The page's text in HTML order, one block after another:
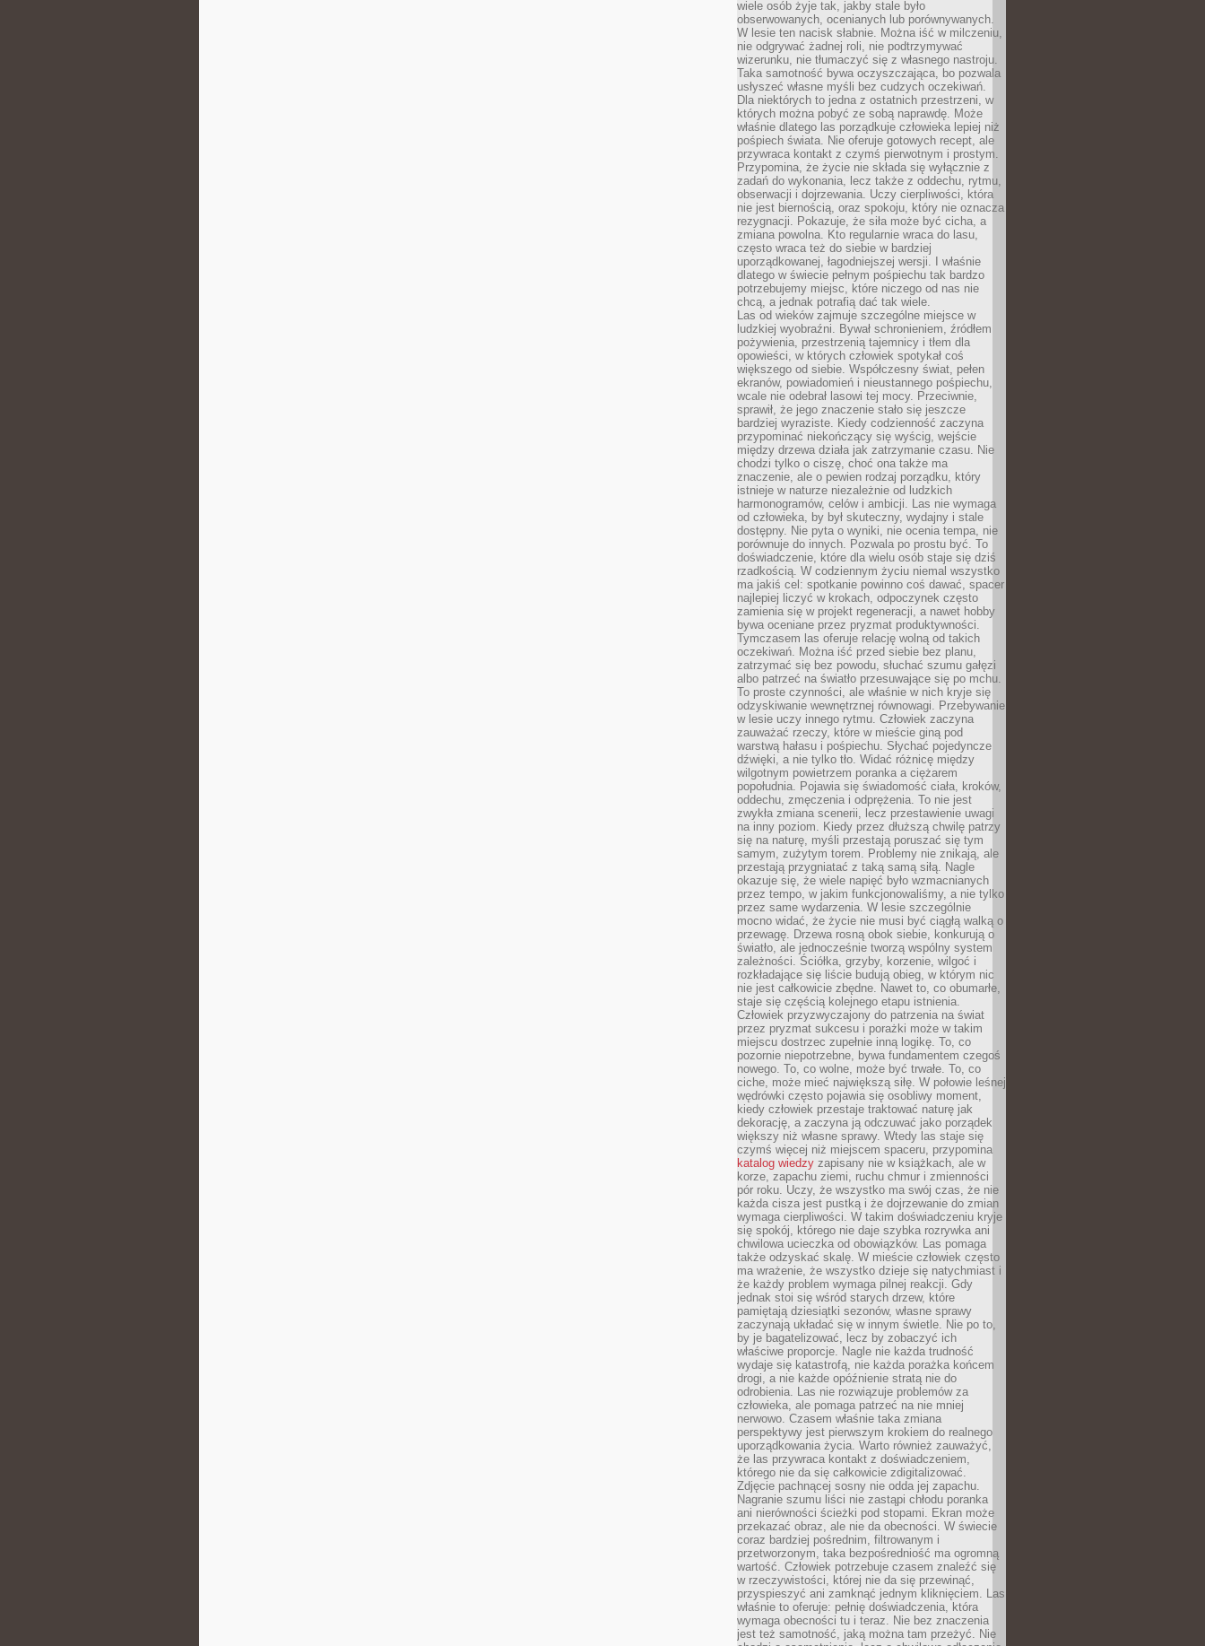
wiele osób żyje tak, jakby stale było
obserwowanych, ocenianych lub porównywanych.
W lesie ten nacisk słabnie. Można iść w milczeniu,
nie odgrywać żadnej roli, nie podtrzymywać
wizerunku, nie tłumaczyć się z własnego nastroju.
Taka samotność bywa oczyszczająca, bo pozwala
usłyszeć własne myśli bez cudzych oczekiwań.
Dla niektórych to jedna z ostatnich przestrzeni, w
których można pobyć ze sobą naprawdę. Może
właśnie dlatego las porządkuje człowieka lepiej niż
pośpiech świata. Nie oferuje gotowych recept, ale
przywraca kontakt z czymś pierwotnym i prostym.
Przypomina, że życie nie składa się wyłącznie z
zadań do wykonania, lecz także z oddechu, rytmu,
obserwacji i dojrzewania. Uczy cierpliwości, która
nie jest biernością, oraz spokoju, który nie oznacza
rezygnacji. Pokazuje, że siła może być cicha, a
zmiana powolna. Kto regularnie wraca do lasu,
często wraca też do siebie w bardziej
uporządkowanej, łagodniejszej wersji. I właśnie
dlatego w świecie pełnym pośpiechu tak bardzo
potrzebujemy miejsc, które niczego od nas nie
chcą, a jednak potrafią dać tak wiele.
Las od wieków zajmuje szczególne miejsce w
ludzkiej wyobraźni. Bywał schronieniem, źródłem
pożywienia, przestrzenią tajemnicy i tłem dla
opowieści, w których człowiek spotykał coś
większego od siebie. Współczesny świat, pełen
ekranów, powiadomień i nieustannego pośpiechu,
wcale nie odebrał lasowi tej mocy. Przeciwnie,
sprawił, że jego znaczenie stało się jeszcze
bardziej wyraziste. Kiedy codzienność zaczyna
przypominać niekończący się wyścig, wejście
między drzewa działa jak zatrzymanie czasu. Nie
chodzi tylko o ciszę, choć ona także ma
znaczenie, ale o pewien rodzaj porządku, który
istnieje w naturze niezależnie od ludzkich
harmonogramów, celów i ambicji. Las nie wymaga
od człowieka, by był skuteczny, wydajny i stale
dostępny. Nie pyta o wyniki, nie ocenia tempa, nie
porównuje do innych. Pozwala po prostu być. To
doświadczenie, które dla wielu osób staje się dziś
rzadkością. W codziennym życiu niemal wszystko
ma jakiś cel: spotkanie powinno coś dawać, spacer
najlepiej liczyć w krokach, odpoczynek często
zamienia się w projekt regeneracji, a nawet hobby
bywa oceniane przez pryzmat produktywności.
Tymczasem las oferuje relację wolną od takich
oczekiwań. Można iść przed siebie bez planu,
zatrzymać się bez powodu, słuchać szumu gałęzi
albo patrzeć na światło przesuwające się po mchu.
To proste czynności, ale właśnie w nich kryje się
odzyskiwanie wewnętrznej równowagi. Przebywanie
w lesie uczy innego rytmu. Człowiek zaczyna
zauważać rzeczy, które w mieście giną pod
warstwą hałasu i pośpiechu. Słychać pojedyncze
dźwięki, a nie tylko tło. Widać różnicę między
wilgotnym powietrzem poranka a ciężarem
popołudnia. Pojawia się świadomość ciała, kroków,
oddechu, zmęczenia i odprężenia. To nie jest
zwykła zmiana scenerii, lecz przestawienie uwagi
na inny poziom. Kiedy przez dłuższą chwilę patrzy
się na naturę, myśli przestają poruszać się tym
samym, zużytym torem. Problemy nie znikają, ale
przestają przygniatać z taką samą siłą. Nagle
okazuje się, że wiele napięć było wzmacnianych
przez tempo, w jakim funkcjonowaliśmy, a nie tylko
przez same wydarzenia. W lesie szczególnie
mocno widać, że życie nie musi być ciągłą walką o
przewagę. Drzewa rosną obok siebie, konkurują o
światło, ale jednocześnie tworzą wspólny system
zależności. Ściółka, grzyby, korzenie, wilgoć i
rozkładające się liście budują obieg, w którym nic
nie jest całkowicie zbędne. Nawet to, co obumarłe,
staje się częścią kolejnego etapu istnienia.
Człowiek przyzwyczajony do patrzenia na świat
przez pryzmat sukcesu i porażki może w takim
miejscu dostrzec zupełnie inną logikę. To, co
pozornie niepotrzebne, bywa fundamentem czegoś
nowego. To, co wolne, może być trwałe. To, co
ciche, może mieć największą siłę. W połowie leśnej
wędrówki często pojawia się osobliwy moment,
kiedy człowiek przestaje traktować naturę jak
dekorację, a zaczyna ją odczuwać jako porządek
większy niż własne sprawy. Wtedy las staje się
czymś więcej niż miejscem spaceru, przypomina
katalog wiedzy zapisany nie w książkach, ale w
korze, zapachu ziemi, ruchu chmur i zmienności
pór roku. Uczy, że wszystko ma swój czas, że nie
każda cisza jest pustką i że dojrzewanie do zmian
wymaga cierpliwości. W takim doświadczeniu kryje
się spokój, którego nie daje szybka rozrywka ani
chwilowa ucieczka od obowiązków. Las pomaga
także odzyskać skalę. W mieście człowiek często
ma wrażenie, że wszystko dzieje się natychmiast i
że każdy problem wymaga pilnej reakcji. Gdy
jednak stoi się wśród starych drzew, które
pamiętają dziesiątki sezonów, własne sprawy
zaczynają układać się w innym świetle. Nie po to,
by je bagatelizować, lecz by zobaczyć ich
właściwe proporcje. Nagle nie każda trudność
wydaje się katastrofą, nie każda porażka końcem
drogi, a nie każde opóźnienie stratą nie do
odrobienia. Las nie rozwiązuje problemów za
człowieka, ale pomaga patrzeć na nie mniej
nerwowo. Czasem właśnie taka zmiana
perspektywy jest pierwszym krokiem do realnego
uporządkowania życia. Warto również zauważyć,
że las przywraca kontakt z doświadczeniem,
którego nie da się całkowicie zdigitalizować.
Zdjęcie pachnącej sosny nie odda jej zapachu.
Nagranie szumu liści nie zastąpi chłodu poranka
ani nierówności ścieżki pod stopami. Ekran może
przekazać obraz, ale nie da obecności. W świecie
coraz bardziej pośrednim, filtrowanym i
przetworzonym, taka bezpośredniość ma ogromną
wartość. Człowiek potrzebuje czasem znaleźć się
w rzeczywistości, której nie da się przewinąć,
przyspieszyć ani zamknąć jednym kliknięciem. Las
właśnie to oferuje: pełnię doświadczenia, która
wymaga obecności tu i teraz. Nie bez znaczenia
jest też samotność, jaką można tam przeżyć. Nie